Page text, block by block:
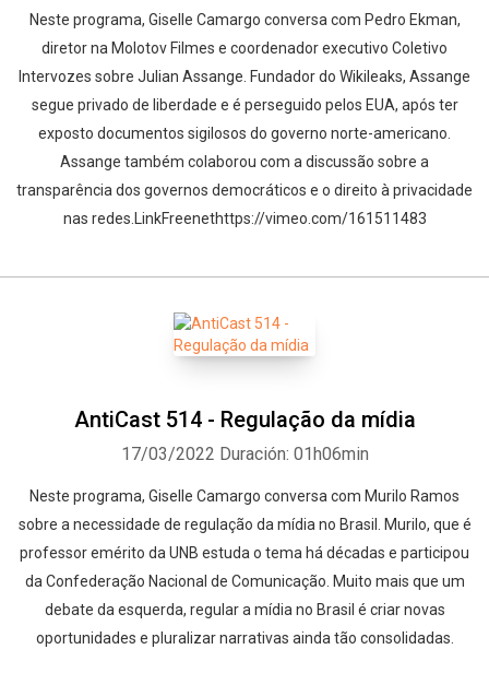
Neste programa, Giselle Camargo conversa com Pedro Ekman,
diretor na Molotov Filmes e coordenador executivo Coletivo
Intervozes sobre Julian Assange. Fundador do Wikileaks, Assange
segue privado de liberdade e é perseguido pelos EUA, após ter
exposto documentos sigilosos do governo norte-americano.
Assange também colaborou com a discussão sobre a
transparência dos governos democráticos e o direito à privacidade
nas redes.LinkFreenethttps://vimeo.com/161511483
AntiCast 514 - Regulação da mídia
17/03/2022 Duración: 01h06min
Neste programa, Giselle Camargo conversa com Murilo Ramos
sobre a necessidade de regulação da mídia no Brasil. Murilo, que é
professor emérito da UNB estuda o tema há décadas e participou
da Confederação Nacional de Comunicação. Muito mais que um
debate da esquerda, regular a mídia no Brasil é criar novas
oportunidades e pluralizar narrativas ainda tão consolidadas.